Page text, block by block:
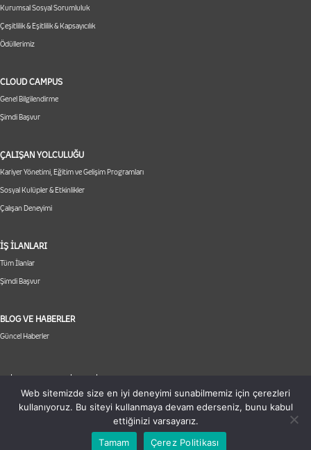
Kurumsal Sosyal Sorumluluk
Çeşitlilik & Eşitlilik & Kapsayıcılık
Ödüllerimiz
CLOUD CAMPUS
Genel Bilgilendirme
Şimdi Başvur
ÇALIŞAN YOLCULUĞU
Kariyer Yönetimi, Eğitim ve Gelişim Programları
Sosyal Kulüpler & Etkinlikler
Çalışan Deneyimi
İŞ İLANLARI
Tüm İlanlar
Şimdi Başvur
BLOG VE HABERLER
Güncel Haberler
| | |
Web sitemizde size en iyi deneyimi sunabilmemiz için çerezleri
kullanıyoruz. Bu siteyi kullanmaya devam ederseniz, bunu kabul
ettiğinizi varsayarız.
Tamam
Çerez Politikası